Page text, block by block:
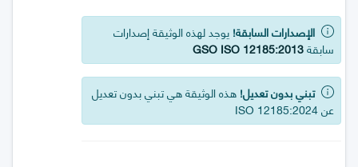
الإصدارات السابقة! يوجد لهذه الوثيقة إصدارات
سابقةGSO ISO 12185:2013
تبني بدون تعديل! هذه الوثيقة هي تبني بدون تعديل
عن ISO 12185:2024